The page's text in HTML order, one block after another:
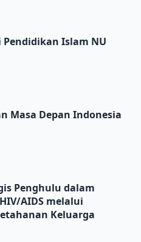
NU Islam NU
Indonesia
Masa Depan Indonesia
Pencegahan HIV/AIDS
Penghulu dalam
AIDS melalui
Keluarga